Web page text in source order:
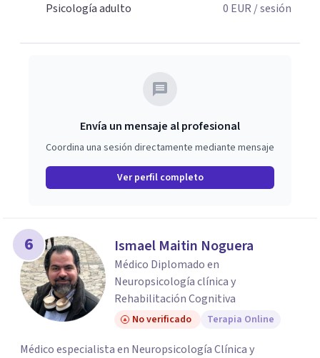
Psicología adulto
0 EUR / sesión
Envía un mensaje al profesional
Coordina una sesión directamente mediante mensaje
Ver perfil completo
6 Ismael Maitin Noguera
Médico Diplomado en
Neuropsicología clínica y
Rehabilitación Cognitiva
No verificado Terapia Online
Médico especialista en Neuropsicología Clínica y